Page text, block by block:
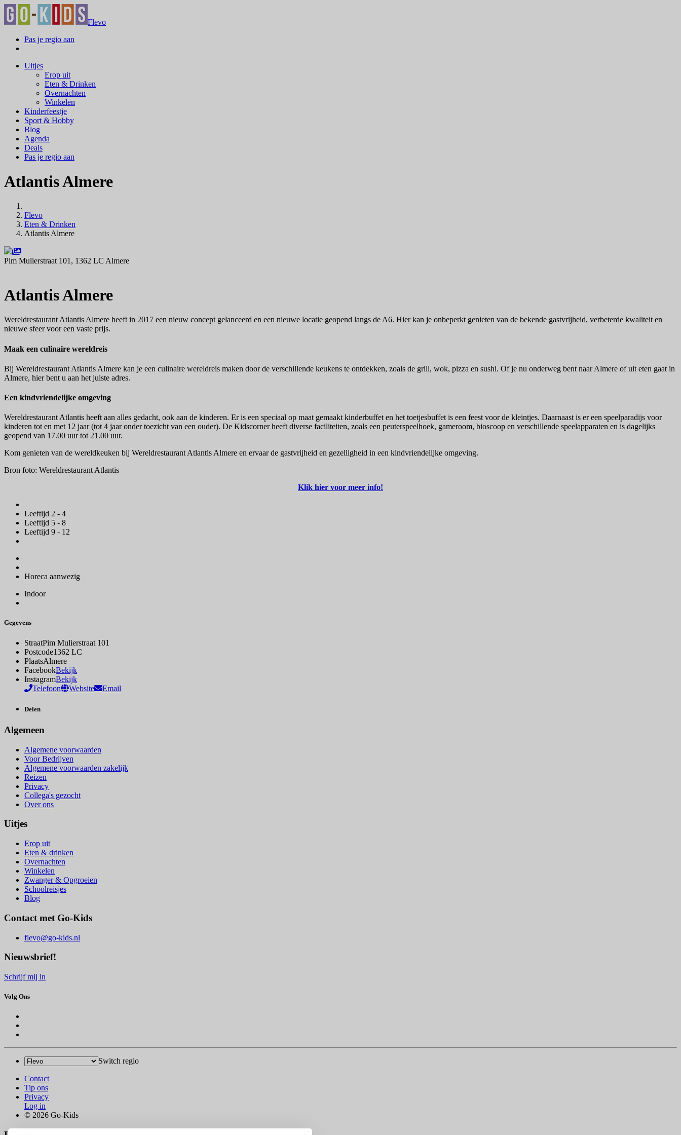
Flevo
Pas je regio aan
Uitjes
Erop uit
Eten & Drinken
Overnachten
Winkelen
Kinderfeestje
Sport & Hobby
Blog
Agenda
Deals
Pas je regio aan
Atlantis Almere
Flevo
Eten & Drinken
Atlantis Almere
Pim Mulierstraat 101, 1362 LC Almere
Atlantis Almere
Wereldrestaurant Atlantis Almere heeft in 2017 een nieuw concept gelanceerd en een nieuwe locatie geopend langs de A6. Hier kan je onbeperkt genieten van de bekende gastvrijheid, verbeterde kwaliteit en
nieuwe sfeer voor een vaste prijs.
Maak een culinaire wereldreis
Bij Wereldrestaurant Atlantis Almere kan je een culinaire wereldreis maken door de verschillende keukens te ontdekken, zoals de grill, wok, pizza en sushi. Of je nu onderweg bent naar Almere of uit eten gaat in
Almere, hier bent u aan het juiste adres.
Een kindvriendelijke omgeving
Wereldrestaurant Atlantis heeft aan alles gedacht, ook aan de kinderen. Er is een speciaal op maat gemaakt kinderbuffet en het toetjesbuffet is een feest voor de kleintjes. Daarnaast is er een speelparadijs voor
kinderen tot en met 12 jaar (tot 4 jaar onder toezicht van een ouder). De Kidscorner heeft diverse faciliteiten, zoals een peuterspeelhoek, gameroom, bioscoop en verschillende speelapparaten en is dagelijks
geopend van 17.00 uur tot 21.00 uur.
Kom genieten van de wereldkeuken bij Wereldrestaurant Atlantis Almere en ervaar de gastvrijheid en gezelligheid in een kindvriendelijke omgeving.
Bron foto: Wereldrestaurant Atlantis
Klik hier voor meer info!
Leeftijd 2 - 4
Leeftijd 5 - 8
Leeftijd 9 - 12
Horeca aanwezig
Indoor
Gegevens
StraatPim Mulierstraat 101
Postcode1362 LC
PlaatsAlmere
FacebookBekijk
InstagramBekijk
Telefoon
Website Email
Delen
Algemeen
Algemene voorwaarden
Voor Bedrijven
Algemene voorwaarden zakelijk
Reizen
Privacy
Collega's gezocht
Over ons
Uitjes
Erop uit
Eten & drinken
Overnachten
Winkelen
Zwanger & Opgroeien
Schoolreisjes
Blog
Contact met Go-Kids
flevo@go-kids.nl
Nieuwsbrief!
Schrijf mij in
Volg Ons
Switch regio
Contact
Tip ons
Privacy
Log in
© 2026 Go-Kids